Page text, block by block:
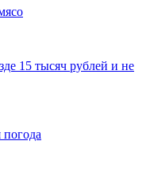
15 тысяч рублей и не
погода